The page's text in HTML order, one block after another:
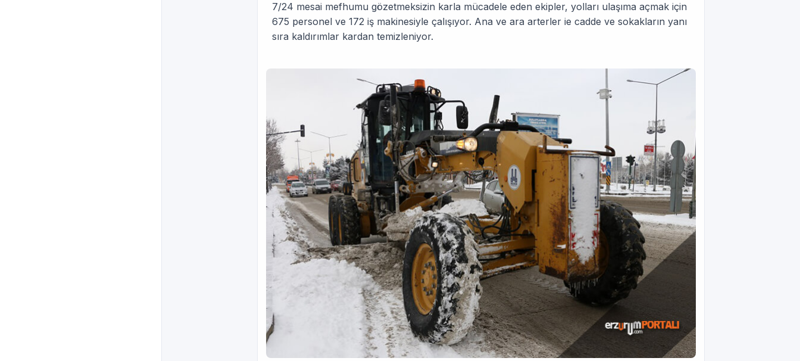
7/24 mesai mefhumu gözetmeksizin karla mücadele eden ekipler, yolları ulaşıma açmak için
675 personel ve 172 iş makinesiyle çalışıyor. Ana ve ara arterler ie cadde ve sokakların yanı
sıra kaldırımlar kardan temizleniyor.